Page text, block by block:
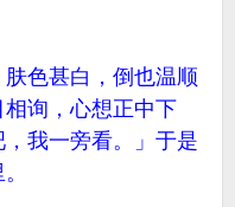
色甚白，倒也温顺
询，心想正中下
我一旁看。」于是